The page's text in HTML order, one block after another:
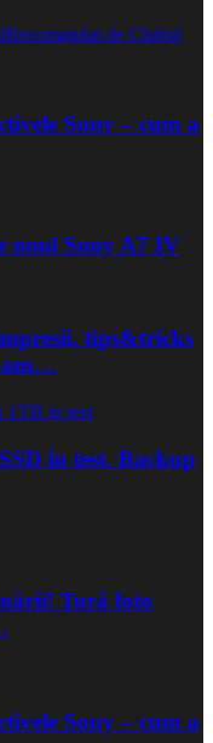
Recomandat de Clubul
Sony – cum a
noul Sony A7 IV
tips&tricks
am…
în test. Backup
Tură foto
Sony – cum a